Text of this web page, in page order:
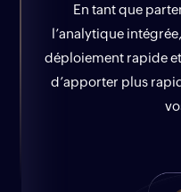
En tant que
l’analytique
déploiement rapide
d’apporter plus